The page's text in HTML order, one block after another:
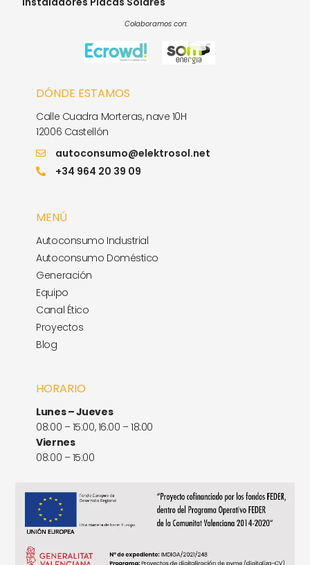
Colaboramos con:
DÓNDE ESTAMOS
Calle Cuadra Morteras, nave 10H
12006 Castellón
autoconsumo@elektrosol.net
+34 964 20 39 09
MENÚ
Autoconsumo Industrial
Autoconsumo Doméstico
Generación
Equipo
Canal Ético
Proyectos
Blog
HORARIO
Lunes – Jueves
08:00 – 15:00, 16:00 – 18:00
Viernes
08:00 – 15:00